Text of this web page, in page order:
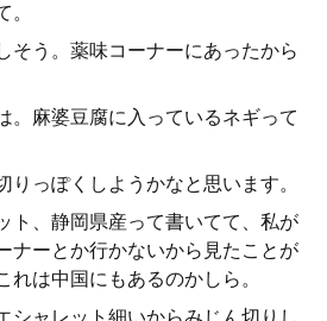
そう。薬味コーナーにあったから
。麻婆豆腐に入っているネギって
りっぽくしようかなと思います。
ト、静岡県産って書いてて、私が
ナーとか行かないから見たことが
れは中国にもあるのかしら。